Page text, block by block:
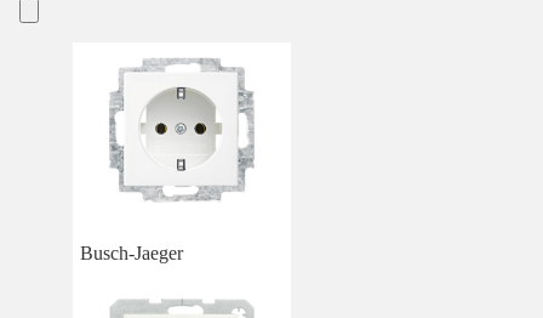
Busch-Jaeger